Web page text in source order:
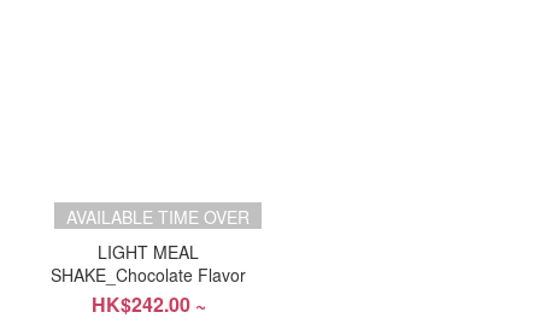
AVAILABLE TIME OVER
LIGHT MEAL
SHAKE_Chocolate Flavor
HK$242.00 ~